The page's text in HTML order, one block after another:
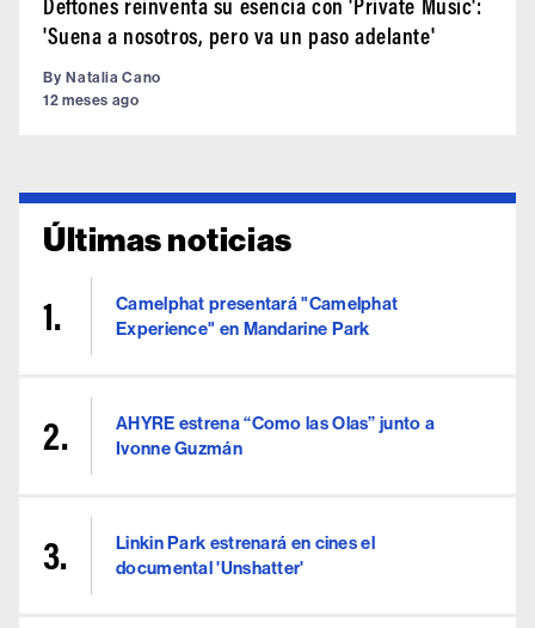
Deftones reinventa su esencia con 'Private Music':
'Suena a nosotros, pero va un paso adelante'
By Natalia Cano
12 meses ago
Últimas noticias
Camelphat presentará "Camelphat
Experience" en Mandarine Park
AHYRE estrena “Como las Olas” junto a
Ivonne Guzmán
Linkin Park estrenará en cines el
documental 'Unshatter'